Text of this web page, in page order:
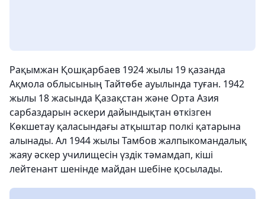
Рақымжан Қошқарбаев 1924 жылы 19 қазанда
Ақмола облысының Тайтөбе ауылында туған. 1942
жылы 18 жасында Қазақстан және Орта Азия
сарбаздарын әскери дайындықтан өткізген
Көкшетау қаласындағы атқыштар полкі қатарына
алынады. Ал 1944 жылы Тамбов жалпыкомандалық
жаяу әскер училищесін үздік тәмамдап, кіші
лейтенант шенінде майдан шебіне қосылады.